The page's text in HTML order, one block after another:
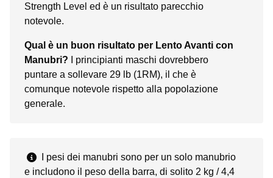
Strength Level ed è un risultato parecchio
notevole.
Qual è un buon risultato per Lento Avanti con
Manubri?
I principianti maschi dovrebbero
puntare a sollevare 29 lb (1RM), il che è
comunque notevole rispetto alla popolazione
generale.
I pesi dei manubri sono per un solo manubrio
e includono il peso della barra, di solito 2 kg / 4,4